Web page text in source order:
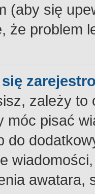
(aby się
że problem
zależy
móc pisać
do